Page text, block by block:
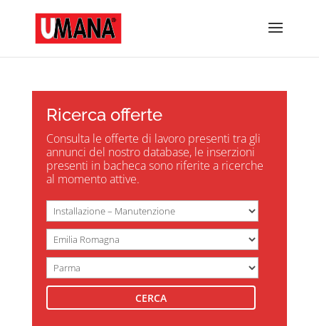
Ricerca offerte
Consulta le offerte di lavoro presenti tra gli
annunci del nostro database, le inserzioni
presenti in bacheca sono riferite a ricerche
al momento attive.